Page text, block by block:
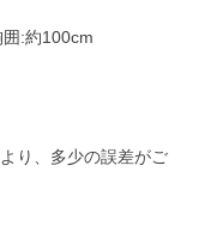
:約100cm
り、多少の誤差がご